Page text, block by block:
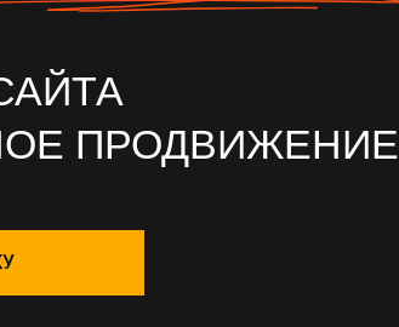
ПРОДВИЖЕНИЕ